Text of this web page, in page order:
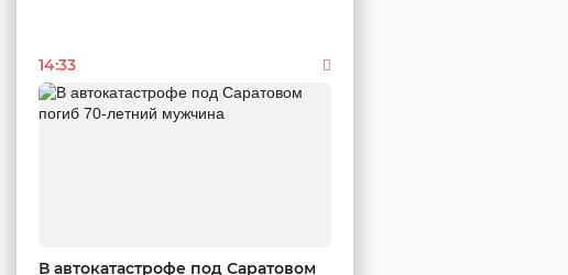
14:33
В автокатастрофе под Саратовом